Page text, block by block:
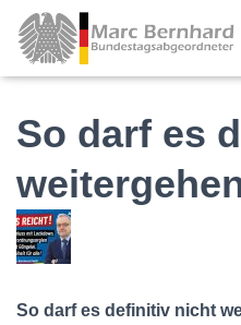
So darf es
So darf es definitiv nicht